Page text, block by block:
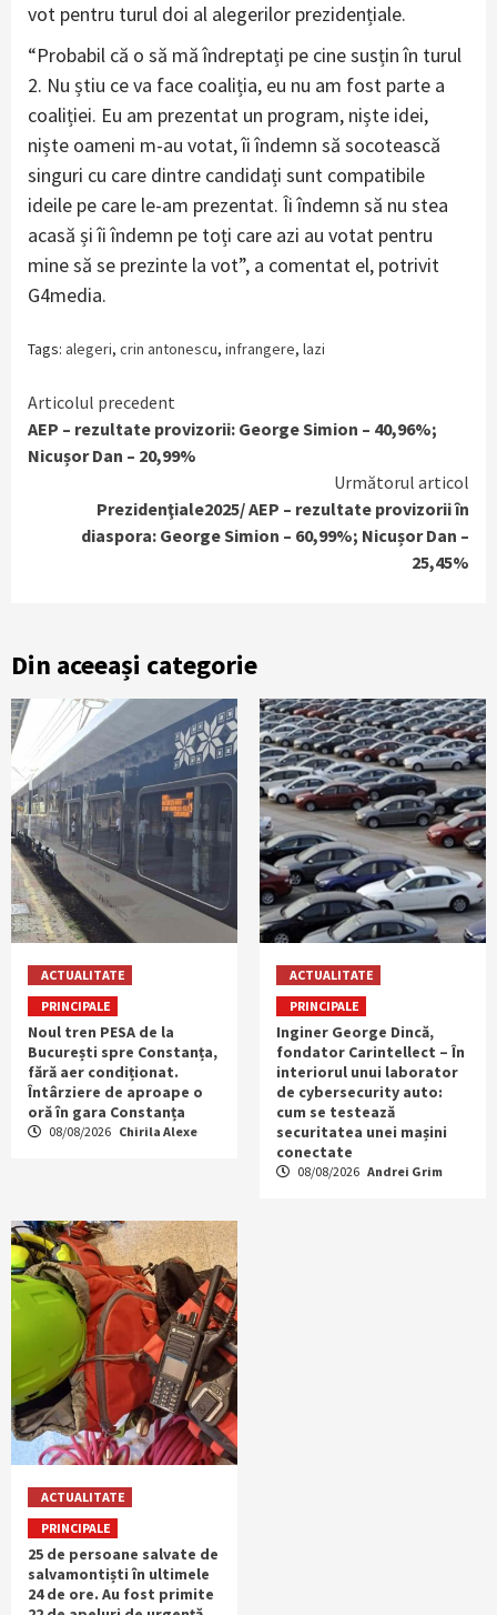
vot pentru turul doi al alegerilor prezidențiale.
“Probabil că o să mă îndreptați pe cine susțin în turul
2. Nu știu ce va face coaliția, eu nu am fost parte a
coaliției. Eu am prezentat un program, niște idei,
niște oameni m-au votat, îi îndemn să socotească
singuri cu care dintre candidați sunt compatibile
ideile pe care le-am prezentat. Îi îndemn să nu stea
acasă și îi îndemn pe toți care azi au votat pentru
mine să se prezinte la vot”, a comentat el, potrivit
G4media.
Tags: alegeri, crin antonescu, infrangere, lazi
Continue
Reading
Articolul precedent
AEP – rezultate provizorii: George Simion – 40,96%;
Nicușor Dan – 20,99%
Următorul articol
Prezidenţiale2025/ AEP – rezultate provizorii în
diaspora: George Simion – 60,99%; Nicușor Dan –
25,45%
Din aceeași categorie
ACTUALITATE
PRINCIPALE
Noul tren PESA de la
București spre Constanța,
fără aer condiționat.
Întârziere de aproape o
oră în gara Constanța
08/08/2026 Chirila Alexe
ACTUALITATE
PRINCIPALE
Inginer George Dincă,
fondator Carintellect – În
interiorul unui laborator
de cybersecurity auto:
cum se testează
securitatea unei mașini
conectate
08/08/2026 Andrei Grim
ACTUALITATE
PRINCIPALE
25 de persoane salvate de
salvamontiști în ultimele
24 de ore. Au fost primite